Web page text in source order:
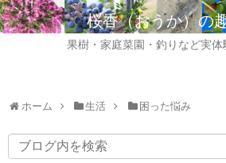
桜香（おうか）の
果樹・家庭菜園・釣りなど実体
ホーム 生活 困った悩み